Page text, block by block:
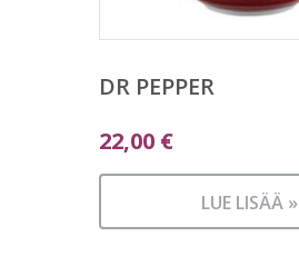
DR PEPPER
22,00 €
LUE LISÄÄ »